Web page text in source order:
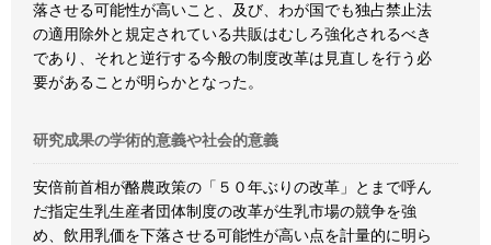
落させる可能性が高いこと、及び、わが国でも独占禁止法
の適用除外と規定されている共販はむしろ強化されるべき
であり、それと逆行する今般の制度改革は見直しを行う必
要があることが明らかとなった。
研究成果の学術的意義や社会的意義
安倍前首相が酪農政策の「５０年ぶりの改革」とまで呼ん
だ指定生乳生産者団体制度の改革が生乳市場の競争を強
め、飲用乳価を下落させる可能性が高い点を計量的に明ら